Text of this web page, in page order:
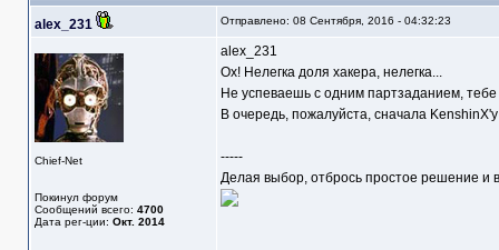
alex_231 Отправлено: 08 Сентября, 2016 - 04:32:23
Chief-Net
Покинул форум
Сообщений всего: 4700
Дата рег-ции: Окт. 2014
alex_231
Ох! Нелегка доля хакера, нелегка...
Не успеваешь с одним партзаданием,
В очередь, пожалуйста, сначала
-----
Делая выбор, отбрось простое решение и